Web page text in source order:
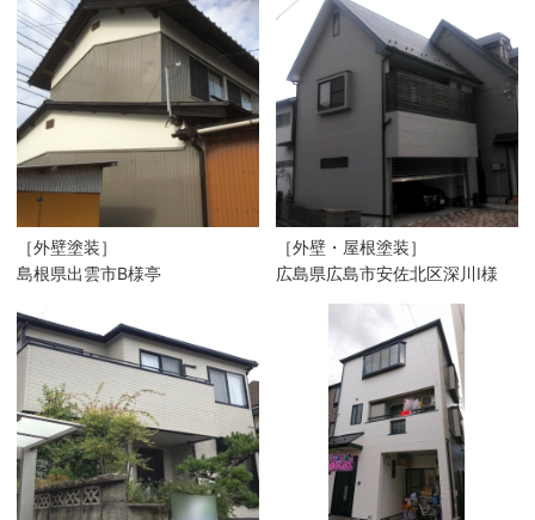
［外壁塗装］
島根県出雲市B様亭
［外壁・屋根塗装］
広島県広島市安佐北区深川I様